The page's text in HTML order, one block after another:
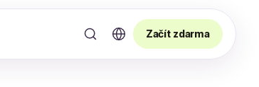
Začít zdarma